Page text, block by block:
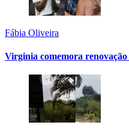
Fábia Oliveira
Virginia comemora